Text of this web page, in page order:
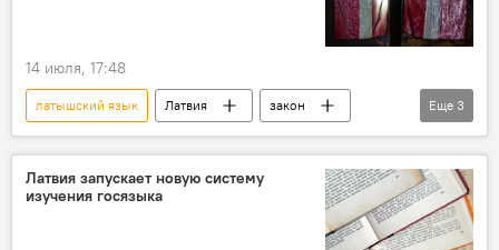
14 июля, 17:48
латышский язык Латвия
закон
латыши
проблемы документы
Еще 3
Латвия запускает новую систему
изучения госязыка